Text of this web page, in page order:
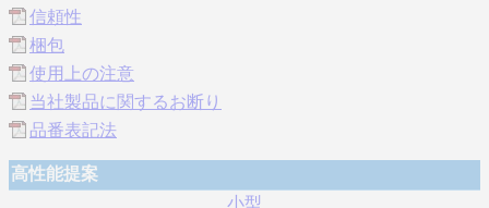
信頼性
梱包
使用上の注意
当社製品に関するお断り
品番表記法
高性能提案
小型